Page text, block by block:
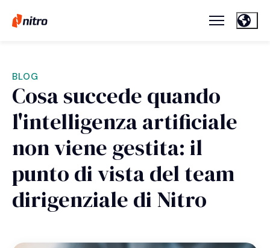
BLOG
Cosa succede quando
l'intelligenza artificiale
non viene gestita: il
punto di vista del team
dirigenziale di Nitro